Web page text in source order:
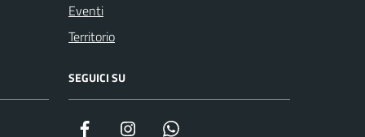
Eventi
Territorio
SEGUICI SU
Facebook Instagram